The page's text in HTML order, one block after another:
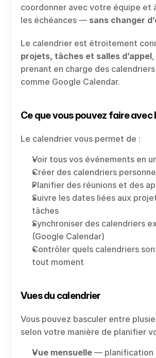
coordonner avec votre équipe et
les échéances — sans changer
projets, tâches et salles d’appel
prenant en charge des
comme Google Calendar.
Ce que vous pouvez faire avec
Le calendrier vous permet de :
Voir tous vos événements en
Créer des calendriers
Planifier des réunions et des
Suivre les dates liées aux
tâches
Synchroniser des calendriers
(Google Calendar)
Contrôler quels calendriers
tout moment
Vues du calendrier
Vous pouvez basculer entre
selon votre manière de planifier
Vue mensuelle — planification